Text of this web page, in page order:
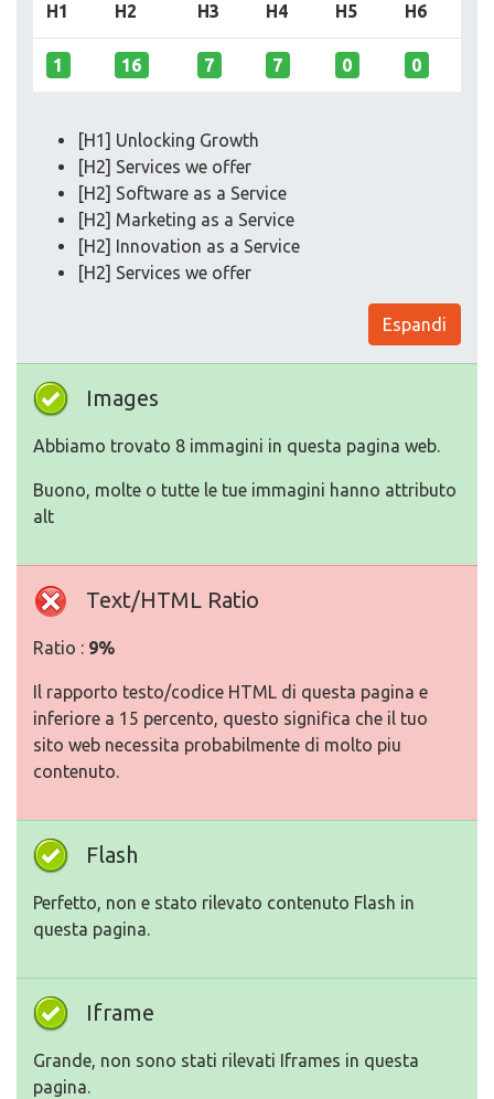
H1 H2 H3 H4 H5 H6
1 16 7 7 0 0
[H1] Unlocking Growth
[H2] Services we offer
[H2] Software as a Service
[H2] Marketing as a Service
[H2] Innovation as a Service
[H2] Services we offer
Espandi
Images
Abbiamo trovato 8 immagini in questa pagina web.
Buono, molte o tutte le tue immagini hanno attributo
alt
Text/HTML Ratio
Ratio : 9%
Il rapporto testo/codice HTML di questa pagina e
inferiore a 15 percento, questo significa che il tuo
sito web necessita probabilmente di molto piu
contenuto.
Flash
Perfetto, non e stato rilevato contenuto Flash in
questa pagina.
Iframe
Grande, non sono stati rilevati Iframes in questa
pagina.